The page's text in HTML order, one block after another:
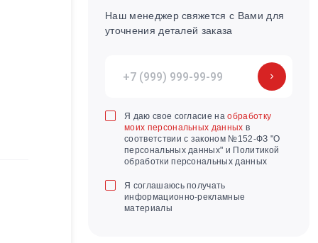
Наш менеджер свяжется с Вами для
уточнения деталей заказа
Я даю свое согласие наобработку
моих персональных данных в
соответствии с законом №152-ФЗ "О
персональных данных" и Политикой
обработки персональных данных
Я соглашаюсь получать
информационно-рекламные
материалы